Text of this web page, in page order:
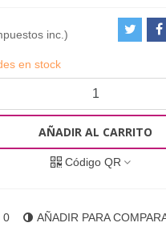
inc.)
en stock
AÑADIR AL CARRITO
Código QR
0 AÑADIR PARA